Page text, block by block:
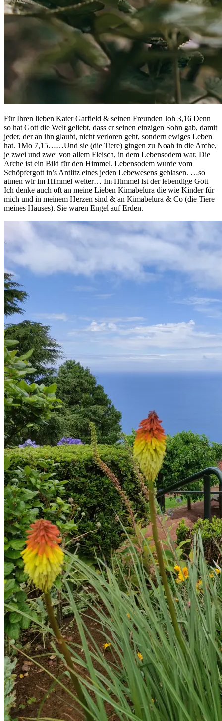
Für Ihren lieben Kater Garfield & seinen Freunden Joh 3,16 Denn
so hat Gott die Welt geliebt, dass er seinen einzigen Sohn gab, damit
jeder, der an ihn glaubt, nicht verloren geht, sondern ewiges Leben
hat. 1Mo 7,15……Und sie (die Tiere) gingen zu Noah in die Arche,
je zwei und zwei von allem Fleisch, in dem Lebensodem war. Die
Arche ist ein Bild für den Himmel. Lebensodem wurde vom
Schöpfergott in’s Antlitz eines jeden Lebewesens geblasen. …so
atmen wir im Himmel weiter… Im Himmel ist der lebendige Gott
Ich denke auch oft an meine Lieben Kimabelura die wie Kinder für
mich und in meinem Herzen sind & an Kimabelura & Co (die Tiere
meines Hauses). Sie waren Engel auf Erden.